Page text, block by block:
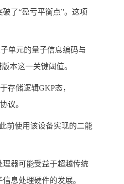
了“盈亏平衡点”。这项
单元的量子信息编码与
本这一关键阈值。
存储逻辑GKP态，
议。
前使用该设备实现的二能
器可能受益于超越传统
息处理硬件的发展。